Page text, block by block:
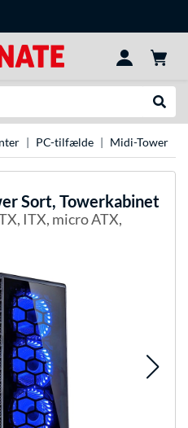
PC-tilfælde Midi-Tower
Sort, Towerkabinet
ITX, micro ATX,